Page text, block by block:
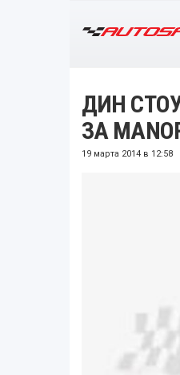
ДИН
ЗА
19 марта 2014 в 12:58